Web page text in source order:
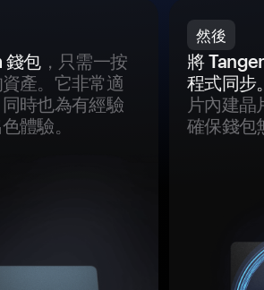
錢包，只需一按
產。它非常適
時也為有經驗
體驗。
然後
將
程式同步
片內建晶
確保錢包